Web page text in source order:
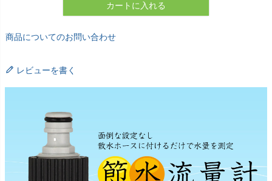
カートに入れる
商品についてのお問い合わせ
レビューを書く